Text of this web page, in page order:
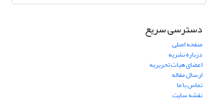
دسترسی سریع
صفحه اصلی
درباره نشریه
اعضای هیات تحریریه
ارسال مقاله
تماس با ما
نقشه سایت